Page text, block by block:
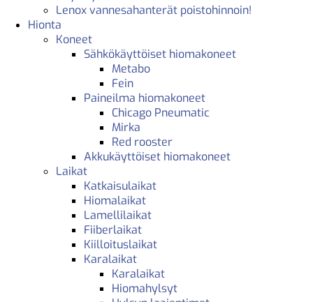
Lenox vannesahanterät poistohinnoin!
Hionta
Koneet
Sähkökäyttöiset hiomakoneet
Metabo
Fein
Paineilma hiomakoneet
Chicago Pneumatic
Mirka
Red rooster
Akkukäyttöiset hiomakoneet
Laikat
Katkaisulaikat
Hiomalaikat
Lamellilaikat
Fiiberlaikat
Kiilloituslaikat
Karalaikat
Karalaikat
Hiomahylsyt